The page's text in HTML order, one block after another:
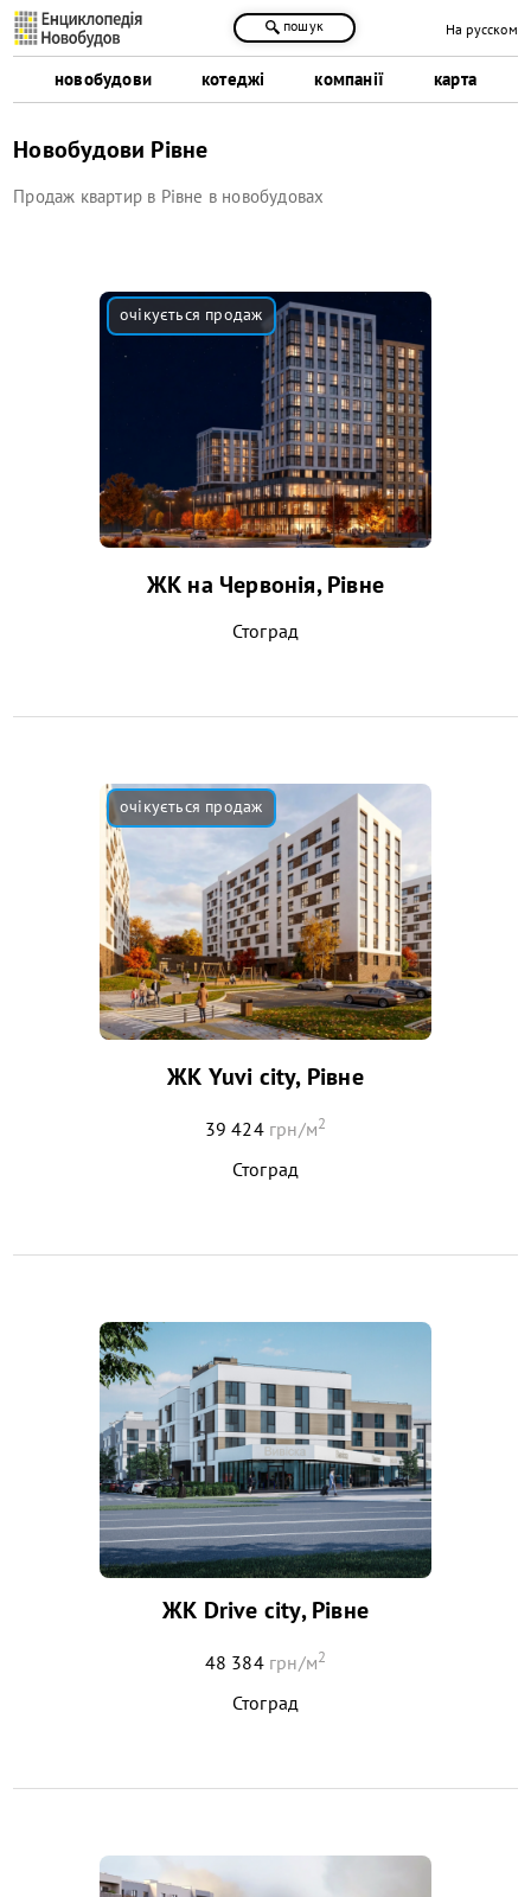
новобудови котеджі компанії карта
пошук На русском
Новобудови Рівне
Продаж квартир в Рівне в новобудовах
ЖК на Червонія, Рівне
Стоград
ЖК Yuvi city, Рівне
39 424 грн/м2
Стоград
ЖК Drive city, Рівне
48 384 грн/м2
Стоград